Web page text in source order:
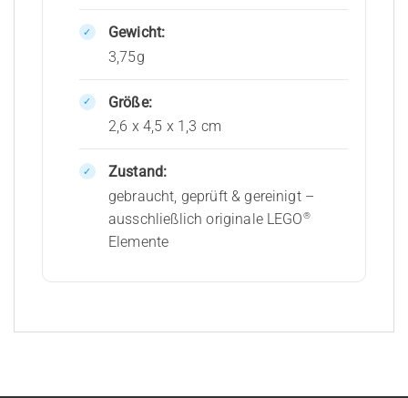
Gewicht:
3,75g
Größe:
2,6 x 4,5 x 1,3 cm
Zustand:
gebraucht, geprüft & gereinigt –
ausschließlich originale LEGO®
Elemente